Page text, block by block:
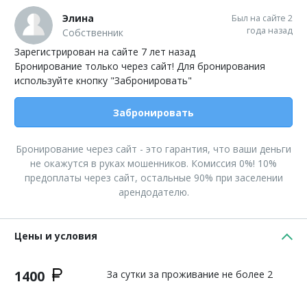
Элина
Собственник
Был на сайте 2
года назад
Зарегистрирован на сайте 7 лет назад
Бронирование только через сайт! Для бронирования
используйте кнопку "Забронировать"
Забронировать
Бронирование через сайт - это гарантия, что ваши деньги
не окажутся в руках мошенников. Комиссия 0%! 10%
предоплаты через сайт, остальные 90% при заселении
арендодателю.
Цены и условия
1400
За сутки за проживание не более 2